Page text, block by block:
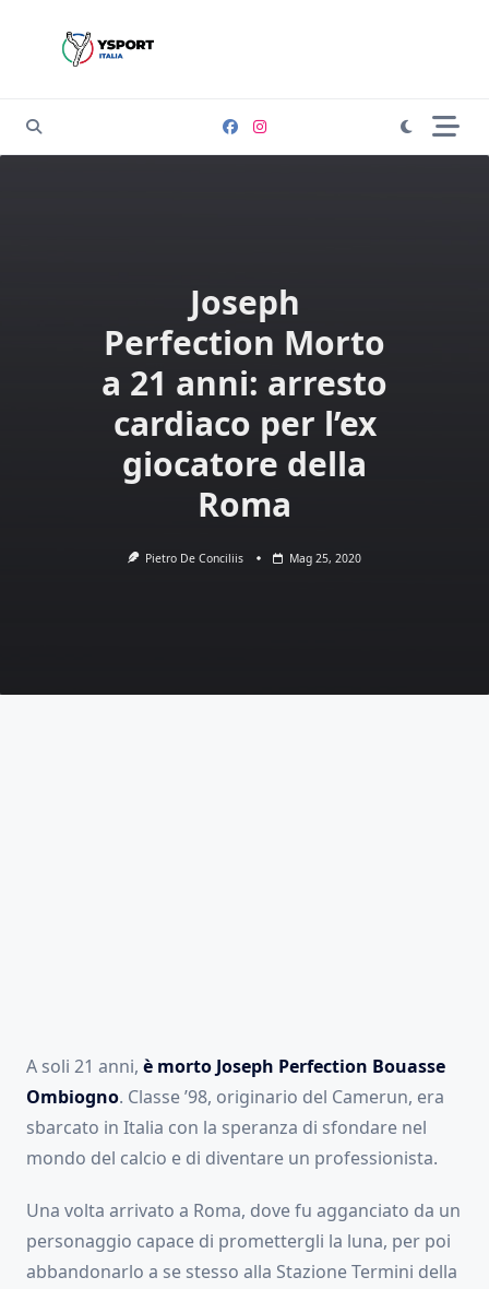
Joseph
Perfection Morto
a 21 anni: arresto
cardiaco per l’ex
giocatore della
Roma
Pietro De Conciliis Mag 25, 2020
A soli 21 anni, è morto Joseph Perfection Bouasse
Ombiogno. Classe ’98, originario del Camerun, era
sbarcato in Italia con la speranza di sfondare nel
mondo del calcio e di diventare un professionista.
Una volta arrivato a Roma, dove fu agganciato da un
personaggio capace di promettergli la luna, per poi
abbandonarlo a se stesso alla Stazione Termini della